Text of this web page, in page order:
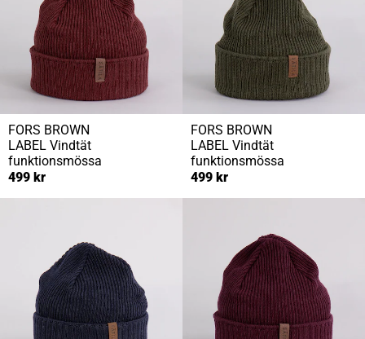
FORS BROWN
LABEL Vindtät
funktionsmössa
499 kr
FORS BROWN
LABEL Vindtät
funktionsmössa
499 kr